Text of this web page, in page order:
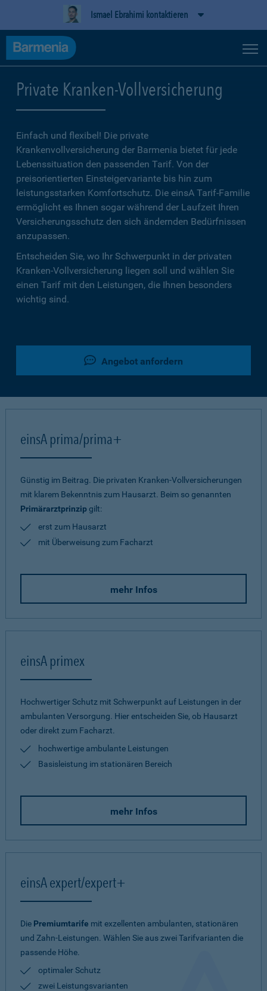
Ismael Ebrahimi kontaktieren
Private Kranken-Vollversicherung
Einfach und flexibel! Die private
Krankenvollversicherung der Barmenia bietet für jede
Lebenssituation den passenden Tarif. Von der
preisorientierten Einsteigervariante bis hin zum
leistungsstarken Komfortschutz. Die einsA Tarif-Familie
ermöglicht es Ihnen sogar während der Laufzeit Ihren
Versicherungsschutz den sich ändernden Bedürfnissen
anzupassen.
Entscheiden Sie, wo Ihr Schwerpunkt in der privaten
Kranken-Vollversicherung liegen soll und wählen Sie
einen Tarif mit den Leistungen, die Ihnen besonders
wichtig sind.
Angebot anfordern
einsA prima/prima+
Günstig im Beitrag. Die privaten Kranken-Vollversicherungen
mit klarem Bekenntnis zum Hausarzt. Beim so genannten
Primärarztprinzipgilt:
erst zum Hausarzt
mit Überweisung zum Facharzt
mehr Infos
einsA primex
Hochwertiger Schutz mit Schwerpunkt auf Leistungen in der
ambulanten Versorgung. Hier entscheiden Sie, ob Hausarzt
oder direkt zum Facharzt.
hochwertige ambulante Leistungen
Basisleistung im stationären Bereich
mehr Infos
einsA expert/expert+
Die Premiumtarife mit exzellenten ambulanten, stationären
und Zahn-Leistungen. Wählen Sie aus zwei Tarifvarianten die
passende Höhe.
optimaler Schutz
zwei Leistungsvarianten